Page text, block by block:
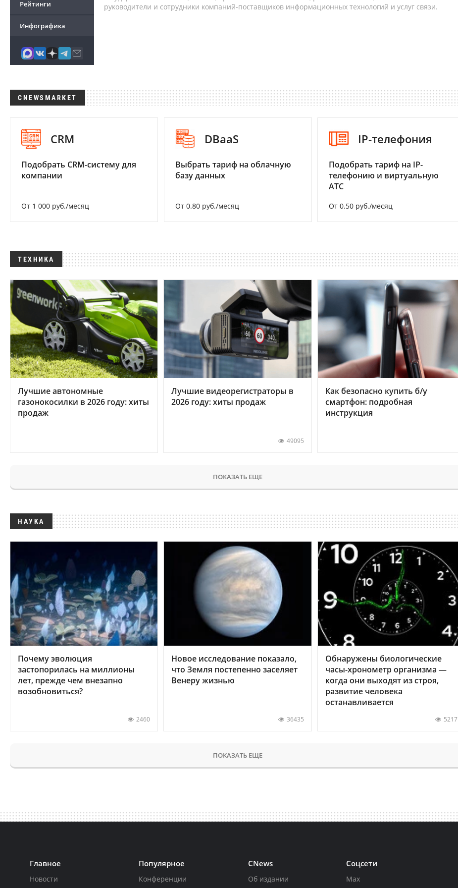
Рейтинги
Инфографика
руководители и сотрудники компаний-поставщиков информационных технологий и услуг связи.
CNEWSMARKET
CRM
Подобрать CRM-систему для
компании
От 1 000 руб./месяц
DBaaS
Выбрать тариф на облачную
базу данных
От 0.80 руб./месяц
IP-телефония
Подобрать тариф на IP-
телефонию и виртуальную
АТС
От 0.50 руб./месяц
ТЕХНИКА
Лучшие автономные
газонокосилки в 2026 году: хиты
продаж
Лучшие видеорегистраторы в
2026 году: хиты продаж
49095
Как безопасно купить б/у
смартфон: подробная
инструкция
ПОКАЗАТЬ ЕЩЕ
НАУКА
Почему эволюция
застопорилась на миллионы
лет, прежде чем внезапно
возобновиться?
2460
Новое исследование показало,
что Земля постепенно заселяет
Венеру жизнью
36435
Обнаружены биологические
часы-хронометр организма —
когда они выходят из строя,
развитие человека
останавливается
5217
ПОКАЗАТЬ ЕЩЕ
Главное
Новости
Популярное
Конференции
CNews
Об издании
Соцсети
Max